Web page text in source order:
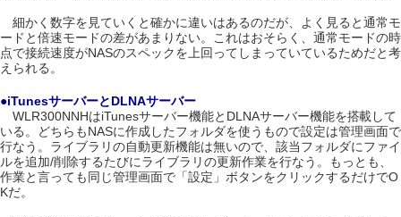
細かく数字を見ていくと確かに違いはあるのだが、よく見ると通常モ
ードと倍速モードの差があまりない。これはおそらく、通常モードの時
点で接続速度がNASのスペックを上回ってしまっていているためだと考
えられる。
●iTunesサーバーとDLNAサーバー
WLR300NNHはiTunesサーバー機能とDLNAサーバー機能を搭載して
いる。どちらもNASに作成したフォルダを使うもので設定は管理画面で
行なう。ライブラリの自動更新機能は無いので、該当フォルダにファイ
ルを追加/削除するたびにライブラリの更新作業を行なう。もっとも、
作業と言っても同じ管理画面で「設定」ボタンをクリックするだけでO
Kだ。